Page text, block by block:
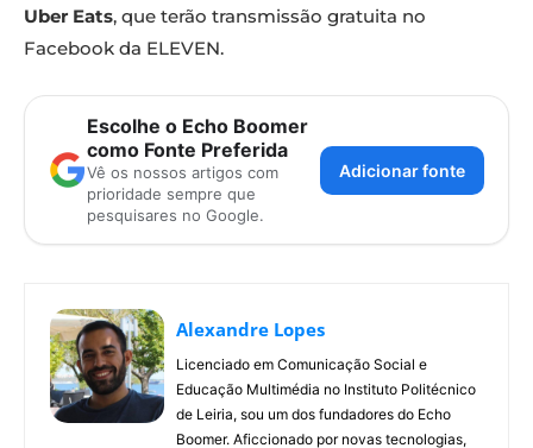
Uber Eats, que terão transmissão gratuita no
Facebook da ELEVEN.
Escolhe o Echo Boomer
como Fonte Preferida
Vê os nossos artigos com
prioridade sempre que
pesquisares no Google.
Adicionar fonte
Alexandre Lopes
Licenciado em Comunicação Social e
Educação Multimédia no Instituto Politécnico
de Leiria, sou um dos fundadores do Echo
Boomer. Aficcionado por novas tecnologias,